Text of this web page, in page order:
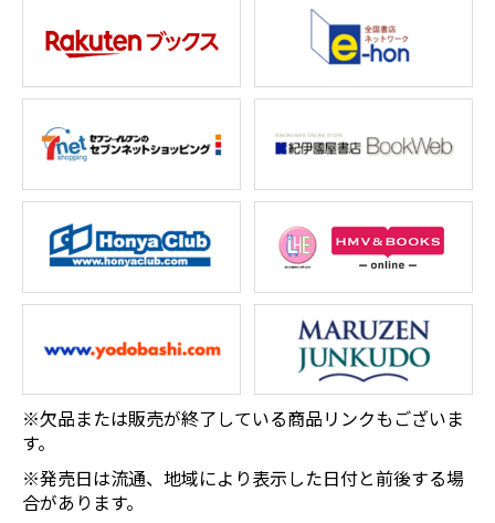
※欠品または販売が終了している商品リンクもございま
す。
※発売日は流通、地域により表示した日付と前後する場
合があります。